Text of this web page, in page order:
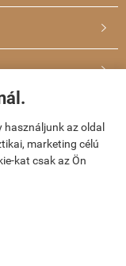
az oldal
marketing célú
kat csak az Ön


tájékoztató